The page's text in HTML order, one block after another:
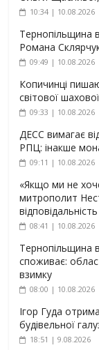
10:34 | 10.08.2026
Тернопільщина
Романа
09:49 | 10.08.2026
Копичинці
світової
09:33 | 10.08.2026
ДЕСС вимагає
РПЦ: інакше
09:11 | 10.08.2026
«Якщо ми не
митрополит
08:41 | 10.08.2026
Тернопільщина
споживає:
взимку
08:00 | 10.08.2026
Ігор Гуда
будівельної
18:51 | 9.08.2026